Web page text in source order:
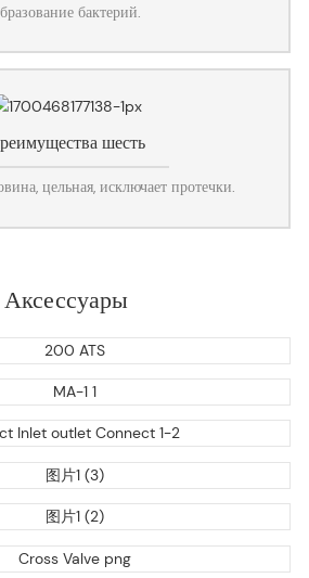
бактерий.
шесть
цельная, исключает протечки.
Аксессуары